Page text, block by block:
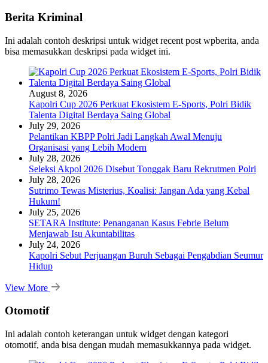
Berita Kriminal
Ini adalah contoh deskripsi untuk widget recent post wpberita, anda
bisa memasukkan deskripsi pada widget ini.
August 8, 2026
Kapolri Cup 2026 Perkuat Ekosistem E-Sports, Polri Bidik
Talenta Digital Berdaya Saing Global
July 29, 2026
Pelantikan KBPP Polri Jadi Langkah Awal Menuju
Organisasi yang Lebih Modern
July 28, 2026
Seleksi Akpol 2026 Disebut Tonggak Baru Rekrutmen Polri
July 28, 2026
Sutrimo Tewas Misterius, Koalisi: Jangan Ada yang Kebal
Hukum!
July 25, 2026
SETARA Institute: Penanganan Kasus Febrie Belum
Menjawab Isu Akuntabilitas
July 24, 2026
Kapolri Sebut Perjuangan Buruh Sebagai Pengabdian Seumur
Hidup
View More
Otomotif
Ini adalah contoh keterangan untuk widget dengan kategori
otomotif, anda bisa dengan mudah memasukkannya pada widget.